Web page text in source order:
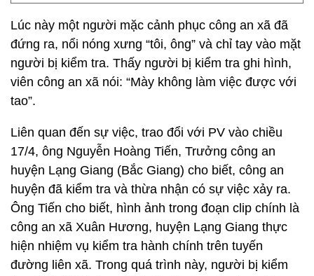
Lúc này một người mặc cảnh phục công an xã đã
đứng ra, nổi nóng xưng “tôi, ông” và chỉ tay vào mặt
người bị kiểm tra. Thấy người bị kiểm tra ghi hình,
viên công an xã nói: “Mày không làm việc được với
tao”.
Liên quan đến sự việc, trao đổi với PV vào chiều
17/4, ông Nguyễn Hoàng Tiến, Trưởng công an
huyện Lạng Giang (Bắc Giang) cho biết, công an
huyện đã kiểm tra và thừa nhận có sự việc xảy ra.
Ông Tiến cho biết, hình ảnh trong đoạn clip chính là
công an xã Xuân Hương, huyện Lạng Giang thực
hiện nhiệm vụ kiểm tra hành chính trên tuyến
đường liên xã. Trong quá trình này, người bị kiểm